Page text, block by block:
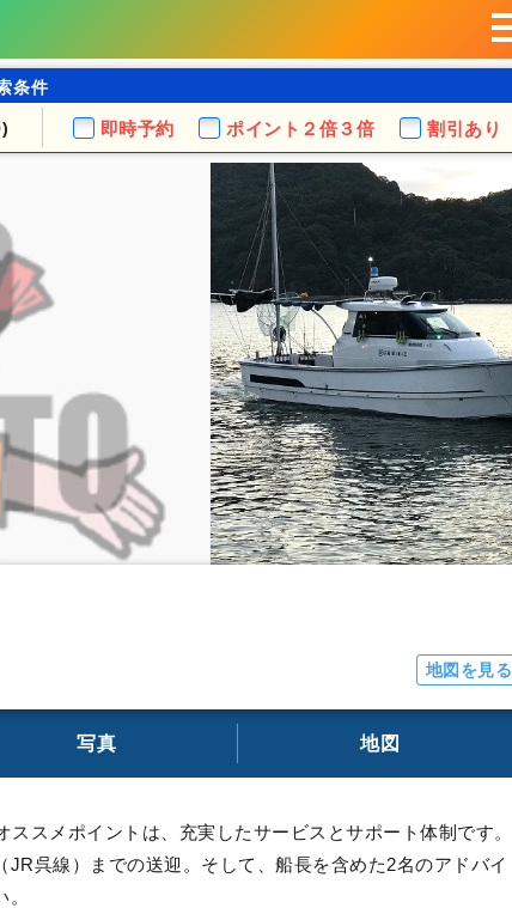
条件
即時予約 ポイント ２倍３倍 割引あり
地図を見る
写真 地図
スメポイントは、充実したサービスとサポート体制です。
呉線）までの送迎。そして、船長を含めた2名のアドバイ